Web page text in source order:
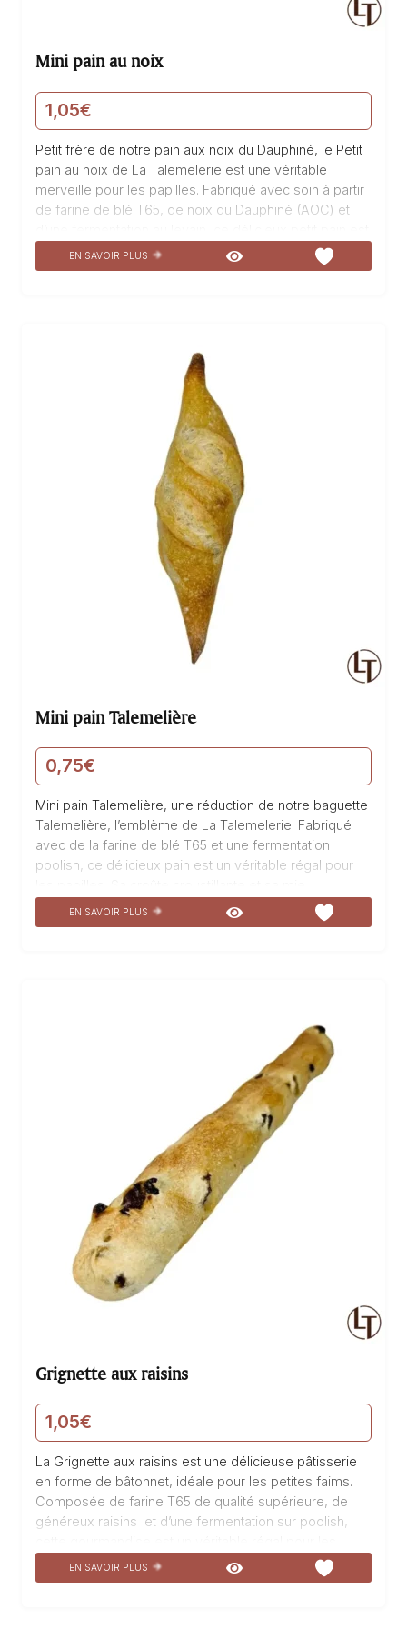
Mini pain au noix
1,05€
Petit frère de notre pain aux noix du Dauphiné, le Petit
pain au noix de La Talemelerie est une véritable
merveille pour les papilles. Fabriqué avec soin à partir
de farine de blé T65, de noix du Dauphiné (AOC) et
un incontournable de notre boulangerie. Sa mie
moelleuse et parfumée, associée à la saveur intense
Talemelerie est un régal à chaque bouchée.
EN SAVOIR PLUS
Mini pain Talemelière
0,75€
Mini pain Talemelière, une réduction de notre baguette
Talemelière, l’emblème de La Talemelerie. Fabriqué
avec de la farine de blé T65 et une fermentation
poolish, ce délicieux pain est un véritable régal pour
moelleuse en font une boulangerie incontournable.
Idéal pour accompagner vos repas, ce mini pain est
EN SAVOIR PLUS
Grignette aux raisins
1,05€
La Grignette aux raisins est une délicieuse pâtisserie
en forme de bâtonnet, idéale pour les petites faims.
Composée de farine T65 de qualité supérieure, de
généreux raisins et d’une fermentation sur poolish,
papilles. Sa texture légère et gourmande, associée à
la douceur sucrée des raisins, en fait un véritable
EN SAVOIR PLUS